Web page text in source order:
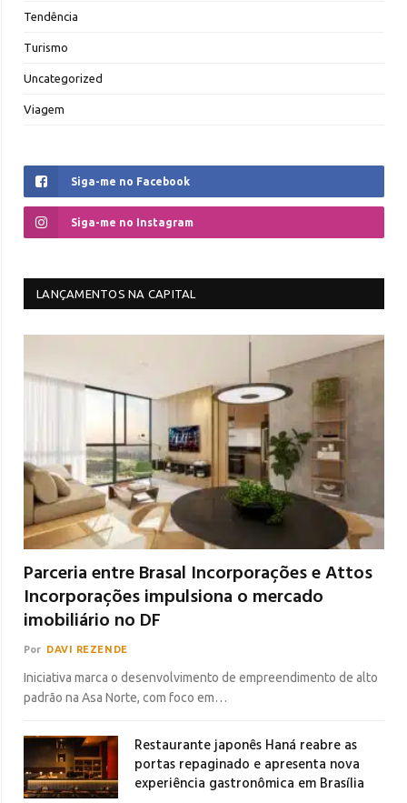
Tendência
Turismo
Uncategorized
Viagem
Siga-me no Facebook
Siga-me no Instagram
LANÇAMENTOS NA CAPITAL
Parceria entre Brasal Incorporações e Attos
Incorporações impulsiona o mercado
imobiliário no DF
Por DAVI REZENDE
Iniciativa marca o desenvolvimento de empreendimento de alto
padrão na Asa Norte, com foco em…
Restaurante japonês Haná reabre as
portas repaginado e apresenta nova
experiência gastronômica em Brasília